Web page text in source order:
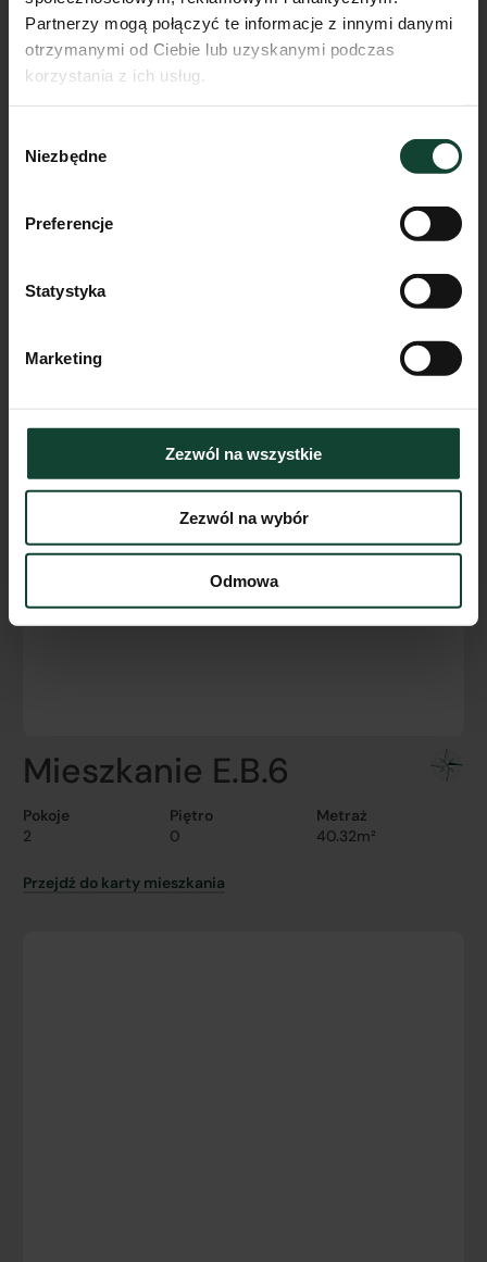
Partnerzy mogą połączyć te informacje z innymi danymi
otrzymanymi od Ciebie lub uzyskanymi podczas
korzystania z ich usług.
zgody
Niezbędne
Preferencje
Statystyka
Marketing
Zezwól na wszystkie
Zezwól na wybór
Odmowa
Mieszkanie E.A.4
Pokoje
Przejdź do karty mieszkania
Mieszkanie E.B.6
Pokoje
2
Piętro
0
Metraż
40.32m²
Przejdź do karty mieszkania